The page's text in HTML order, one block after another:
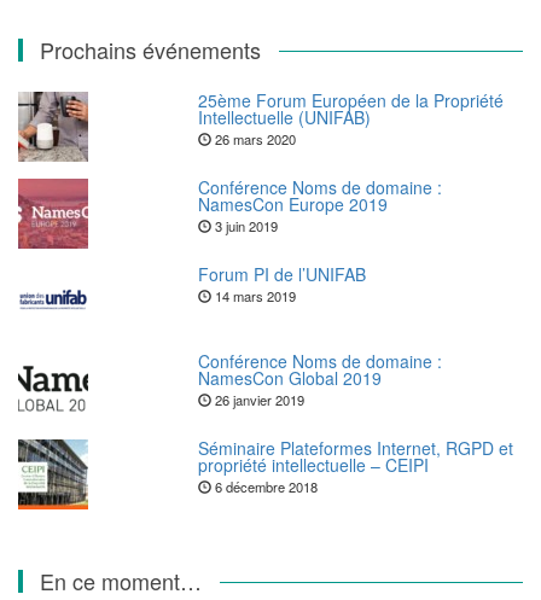
Prochains événements
25ème Forum Européen de la Propriété
Intellectuelle (UNIFAB)
26 mars 2020
Conférence Noms de domaine :
NamesCon Europe 2019
3 juin 2019
Forum PI de l’UNIFAB
14 mars 2019
Conférence Noms de domaine :
NamesCon Global 2019
26 janvier 2019
Séminaire Plateformes Internet, RGPD et
propriété intellectuelle – CEIPI
6 décembre 2018
En ce moment…